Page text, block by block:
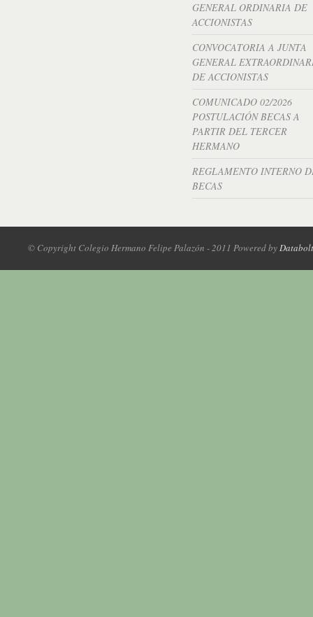
GENERAL ORDINARIA DE
ACCIONISTAS
CONVOCATORIA A JUNTA
GENERAL
DE ACCIONISTAS
COMUNICADO 02/2026
POSTULACIÓN BECAS A
PARTIR DEL TERCER
HERMANO
REGLAMENTO INTERNO
BECAS
© Copyright Colegio Hermano Felipe Palazón - 2011 Powered byDatabolt